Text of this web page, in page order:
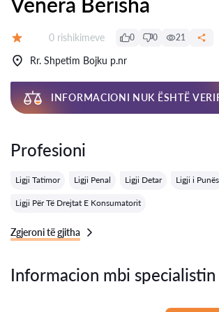
Rishikime:
0 rishikimeve 0 0 21
Rr. Shpetim Bojku p.nr
INFORMACIONI NUK ËSHTË
Profesioni
Ligji Tatimor Ligji Penal Ligji Detar Ligji i Punës
Ligji Për Të Drejtat E Konsumatorit
Zgjeroni të gjitha
Informacion mbi specialistin